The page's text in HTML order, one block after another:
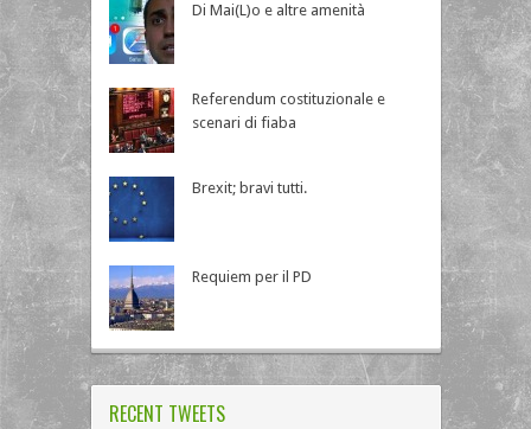
Di Mai(L)o e altre amenità
Referendum costituzionale e
scenari di fiaba
Brexit; bravi tutti.
Requiem per il PD
RECENT TWEETS